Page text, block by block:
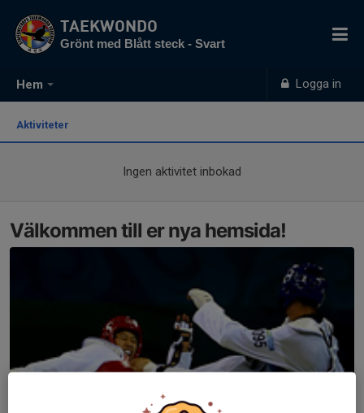
Hem Logga in
TAEKWONDO
Grönt med Blått steck - Svart
Aktiviteter
Ingen aktivitet inbokad
Välkommen till er nya hemsida!